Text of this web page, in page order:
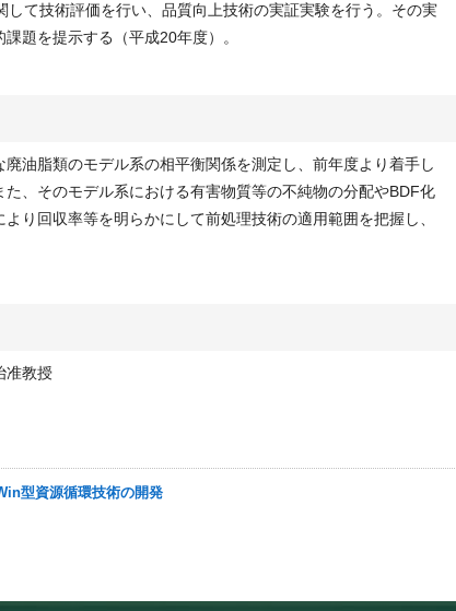
して技術評価を行い、品質向上技術の実証実験を行う。その実
題を提示する（平成20年度）。
油脂類のモデル系の相平衡関係を測定し、前年度より着手し
、そのモデル系における有害物質等の不純物の分配やBDF化
り回収率等を明らかにして前処理技術の適用範囲を把握し、
准教授
型資源循環技術の開発